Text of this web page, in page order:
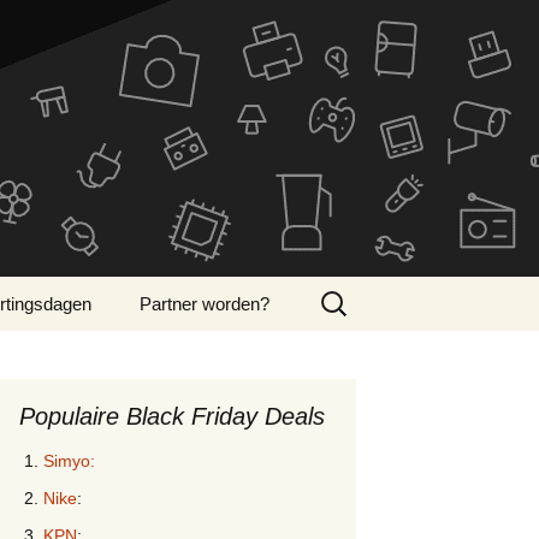
Partner worden?
Zoeken
naar:
Populaire Black Friday Deals
Simyo:
Nike: